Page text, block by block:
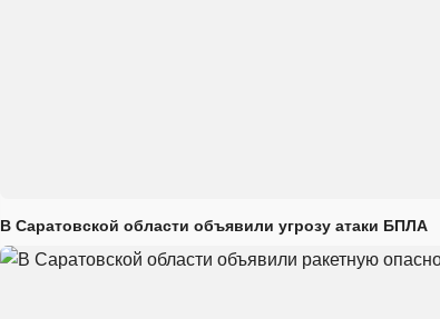
В Саратовской области объявили угрозу атаки БПЛА